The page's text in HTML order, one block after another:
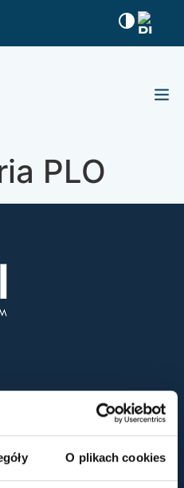
O plikach cookies
PLO